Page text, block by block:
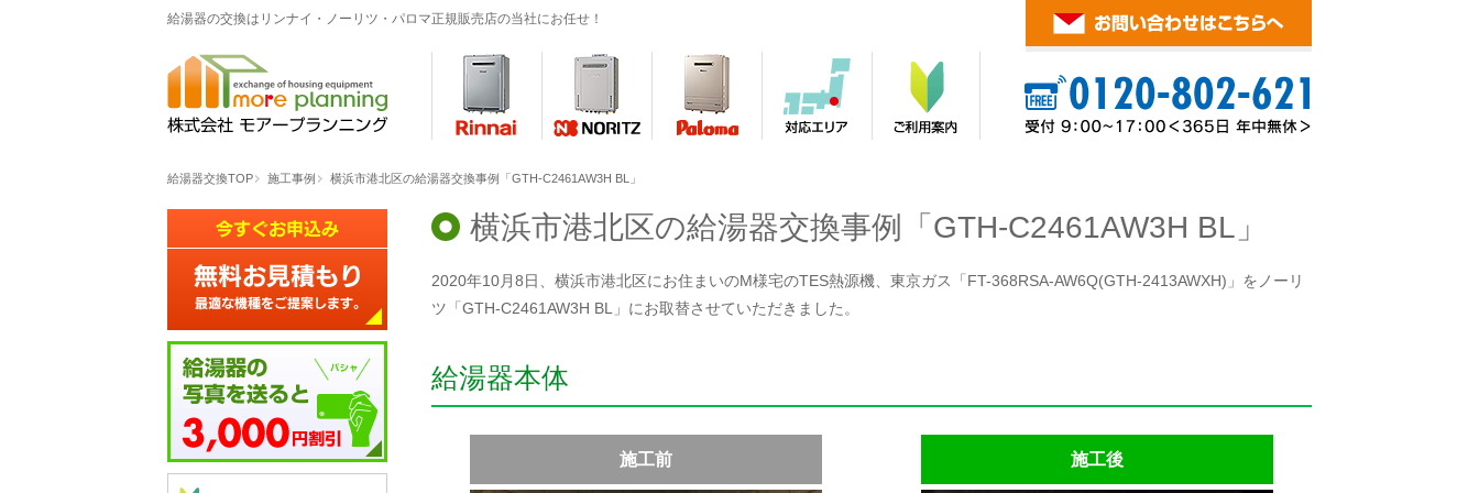
給湯器の交換はリンナイ・ノーリツ・パロマ正規販売店の当社にお任せ！
給湯器交換TOP 施工事例 横浜市港北区の給湯器交換事例「GTH-C2461AW3H BL」
横浜市港北区の給湯器交換事例「GTH-C2461AW3H BL」
2020年10月8日、横浜市港北区にお住まいのM様宅のTES熱源機、東京ガス「FT-368RSA-AW6Q(GTH-2413AWXH)」をノーリ
ツ「GTH-C2461AW3H BL」にお取替させていただきました。
給湯器本体
施工前 施工後